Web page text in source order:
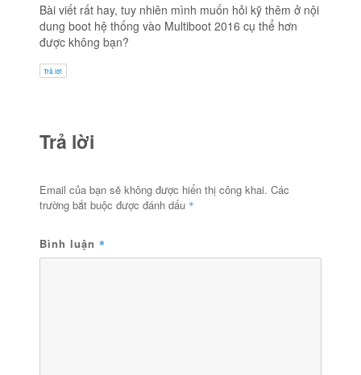
Bài viết rất hay, tuy nhiên mình muốn hỏi kỹ thêm ở nội
dung boot hệ thống vào Multiboot 2016 cụ thể hơn
được không bạn?
Trả lời
Trả lời
Email của bạn sẽ không được hiển thị công khai. Các
trường bắt buộc được đánh dấu *
Bình luận *